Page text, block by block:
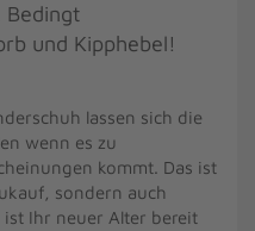
Bedingt
und Kipphebel!
lassen sich die
wenn es zu
kommt. Das ist
sondern auch
Ihr neuer Alter bereit